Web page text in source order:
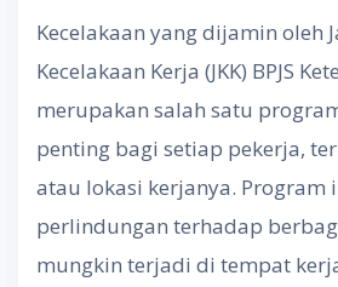
Kecelakaan yang dijamin oleh
Kecelakaan Kerja (JKK) BPJS
merupakan salah satu
penting bagi setiap pekerja,
atau lokasi kerjanya. Program
perlindungan terhadap
mungkin terjadi di tempat